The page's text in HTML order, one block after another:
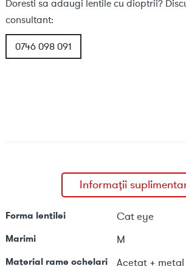
Doresti sa adaugi lentile cu dioptrii?
consultant:
0746 098 091
Informații
Forma lentilei Cat eye
Marimi M
Material rame ochelari Acetat + metal